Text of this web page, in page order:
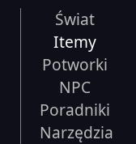
Świat
Itemy
Potworki
NPC
Poradniki
Narzędzia